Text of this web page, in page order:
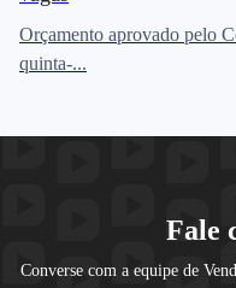
Orçamento aprovado pelo
quinta-...
Fale
Converse com a equipe de